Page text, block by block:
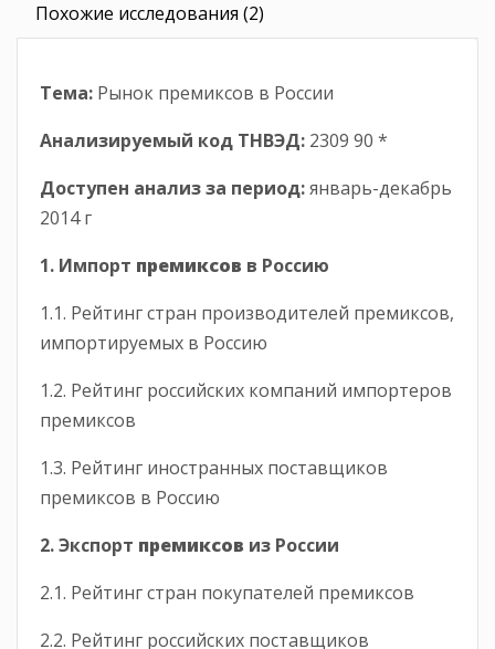
Похожие исследования (2)
Тема: Рынок премиксов в России
Анализируемый код ТНВЭД: 2309 90 *
Доступен анализ за период:январь-декабрь
2014 г
1. Импорт премиксов в Россию
1.1. Рейтинг стран производителей премиксов,
импортируемых в Россию
1.2. Рейтинг российских компаний импортеров
премиксов
1.3. Рейтинг иностранных поставщиков
премиксов в Россию
2. Экспорт премиксов из России
2.1. Рейтинг стран покупателей премиксов
2.2. Рейтинг российских поставщиков